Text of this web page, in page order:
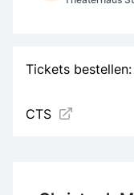
Tickets bestellen:
CTS